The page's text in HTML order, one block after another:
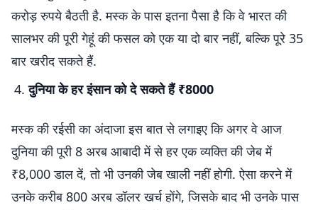
करोड़ रुपये बैठती है. मस्क के पास इतना पैसा है कि वे भारत की
सालभर की पूरी गेहूं की फसल को एक या दो बार नहीं, बल्कि पूरे 35
बार खरीद सकते हैं.
दुनिया के हर इंसान को दे सकते हैं ₹8000
मस्क की रईसी का अंदाजा इस बात से लगाइए कि अगर वे आज
दुनिया की पूरी 8 अरब आबादी में से हर एक व्यक्ति की जेब में
₹8,000 डाल दें, तो भी उनकी जेब खाली नहीं होगी. ऐसा करने में
उनके करीब 800 अरब डॉलर खर्च होंगे, जिसके बाद भी उनके पास